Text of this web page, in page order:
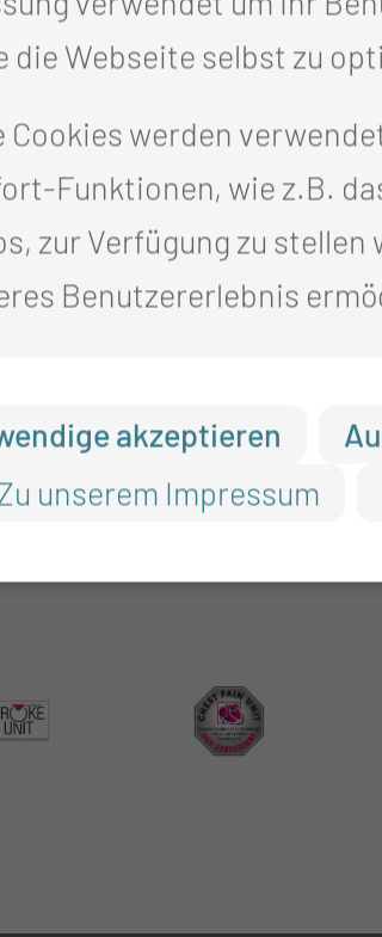
Zeit
Umgang mit dem
Hebamme haben
des Babys
die Webseite selbst zu
Cookies werden
Funktionen, wie z.B.
zur Verfügung zu stellen
Benutzererlebnis
akzeptieren
unserem Impressum